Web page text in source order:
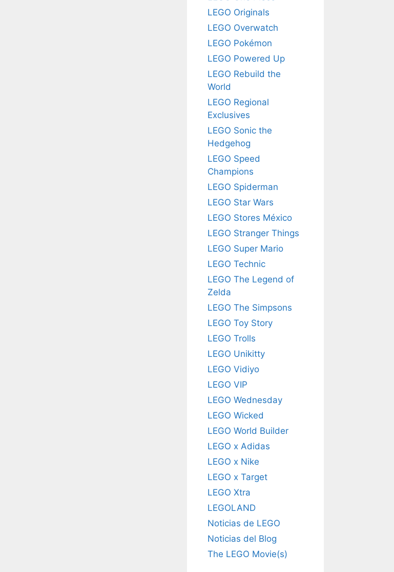
LEGO Originals
LEGO Overwatch
LEGO Pokémon
LEGO Powered Up
LEGO Rebuild the
World
LEGO Regional
Exclusives
LEGO Sonic the
Hedgehog
LEGO Speed
Champions
LEGO Spiderman
LEGO Star Wars
LEGO Stores México
LEGO Stranger Things
LEGO Super Mario
LEGO Technic
LEGO The Legend of
Zelda
LEGO The Simpsons
LEGO Toy Story
LEGO Trolls
LEGO Unikitty
LEGO Vidiyo
LEGO VIP
LEGO Wednesday
LEGO Wicked
LEGO World Builder
LEGO x Adidas
LEGO x Nike
LEGO x Target
LEGO Xtra
LEGOLAND
Noticias de LEGO
Noticias del Blog
The LEGO Movie(s)